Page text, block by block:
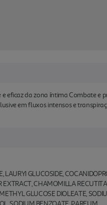
e eficaz da zona íntima Combate
em fluxos intensos e
GLUCOSIDE,
CHAMOMILLA
GLUCOSE DIOLEATE,